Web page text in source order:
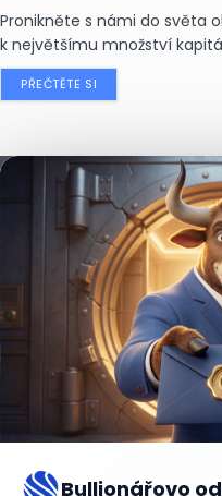
Pronikněte s námi do světa
k největšímu množství
PŘEČTĚTE SI
Bullionářovo
Nejčtenější